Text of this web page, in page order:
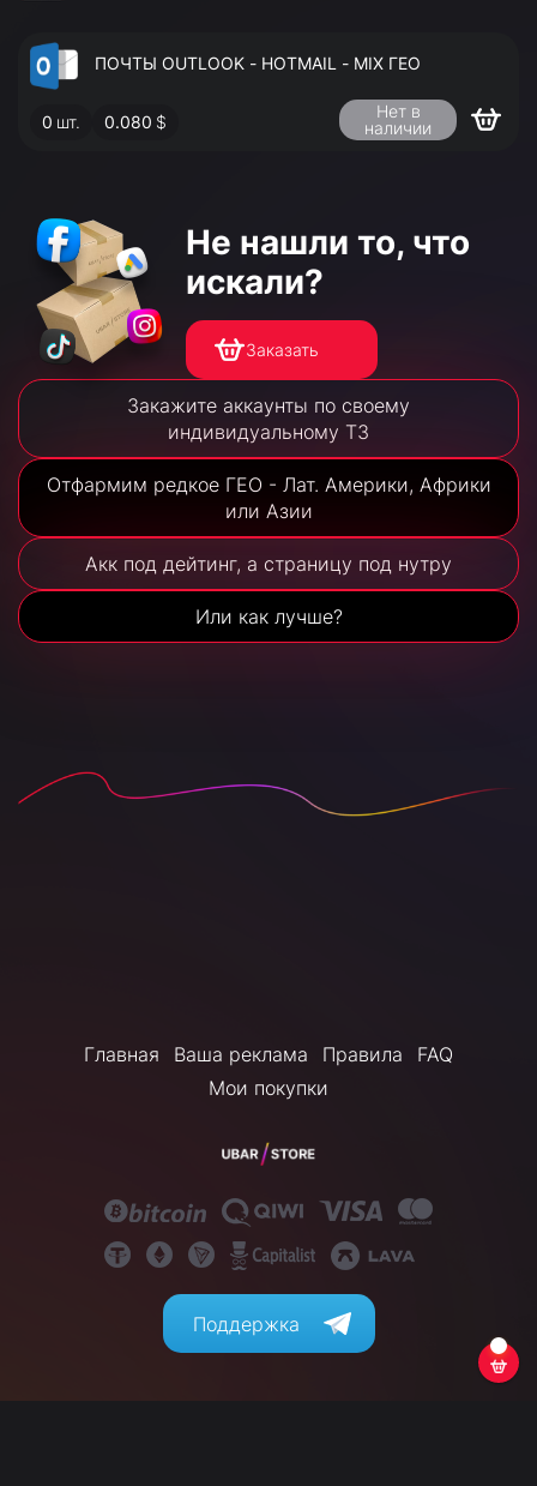
ПОЧТЫ OUTLOOK - HOTMAIL - MIX ГЕО
0 шт. 0.080 $
Нет в
наличии
Не нашли то, что
искали?
Заказать
Закажите аккаунты по своему
индивидуальному ТЗ
Отфармим редкое ГЕО - Лат. Америки, Африки
или Азии
Акк под дейтинг, а страницу под нутру
Или как лучше?
Главная Ваша реклама Правила
FAQ
Мои покупки
Поддержка